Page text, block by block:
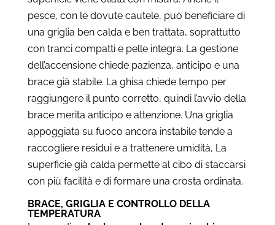
pesce, con le dovute cautele, può beneficiare di
una griglia ben calda e ben trattata, soprattutto
con tranci compatti e pelle integra. La gestione
dell’accensione chiede pazienza, anticipo e una
brace già stabile. La ghisa chiede tempo per
raggiungere il punto corretto, quindi l’avvio della
brace merita anticipo e attenzione. Una griglia
appoggiata su fuoco ancora instabile tende a
raccogliere residui e a trattenere umidità, La
superficie già calda permette al cibo di staccarsi
con più facilità e di formare una crosta ordinata.
BRACE, GRIGLIA E CONTROLLO DELLA
TEMPERATURA